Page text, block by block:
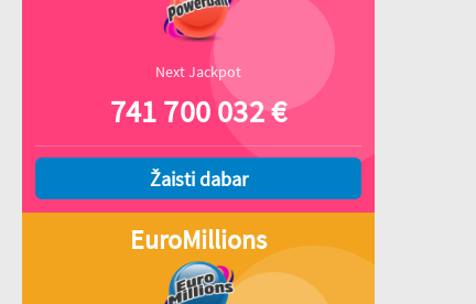
Next Jackpot
741 700 032€
Žaisti dabar
EuroMillions